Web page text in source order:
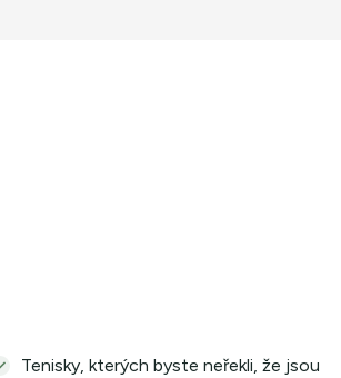
Tenisky, kterých byste neřekli, že jsou